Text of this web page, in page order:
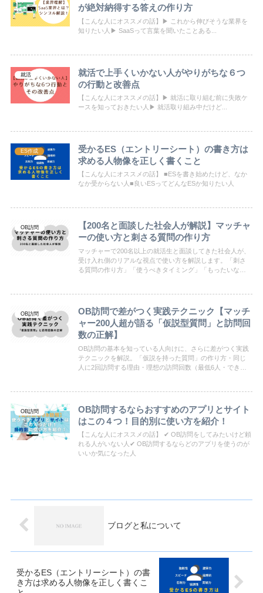
が絶対納得する答えの作り方
【こんな人にオススメの話】▶ これから伸びそうな業界を
知りたい人▶ SaaSって言葉を聞いたことある...
就活
就活で上手くいかない人がやりがちな６つ
の行動と改善点
【こんな人にオススメの話】▶ 就活に取り組む前に失敗ケ
ースを知っておきたい人▶ 就活取り組み中だけど...
ES作成
受かるES（エントリーシート）の書き方は
求める人物像を正しく書くこと
【こんな人にオススメの話】 ■ESを書き始めたけど、なか
なか受からない人■良いESってどんなESか知りたい人
OB訪問
【200名と面談した社会人が解説】マッチャ
ーの使い方と刺さる質問の作り方
マッチャーで200名以上の就活生と面談してきた社会人が、
受け入れ側のリアルな視点で使い方を解説します。「刺さ
る質問の作り方」「使うべきタイミング」「もったいない
OB訪問
OB訪問で差がつく実践テクニック【マッチ
ャー200人超が語る「仮説型質問」と訪問回
数の正解】
OB訪問の基本を知っている人向けに、さらに差がつく実践
テクニックを解説。「仮説を持った質問」の作り方・同じ
人に2回訪問する理由・理想の訪問回数（最低6人・できれ
OB訪問
OB訪問するならおすすめのアプリとサイト
はこの４つ！目的別に使い方を紹介！
【こんな人にオススメの話】 ✔ OB訪問をしてみたいけど頼
れる人がいない人✔ OB訪問するならどのアプリを使うのが
いいか気になった人
ブログと私について
受かるES（エントリーシート）の書
き方は求める人物像を正しく書くこ